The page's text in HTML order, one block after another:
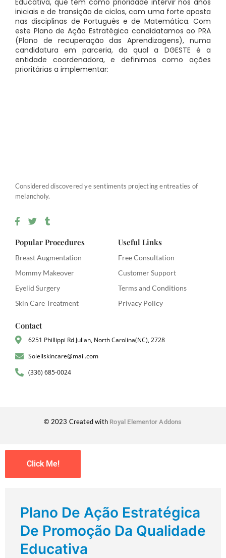
Educativa, que tem como prioridade intervir nos anos
iniciais e de transição de ciclos, com uma forte aposta
nas disciplinas de Português e de Matemática. Com
este Plano de Ação Estratégica candidatamos ao PRA
(Plano de recuperação das Aprendizagens), numa
candidatura em parceria, da qual a DGESTE é a
entidade coordenadora, e definimos como ações
prioritárias a implementar:
Considered discovered ye sentiments projecting entreaties of
melancholy.
Popular Procedures
Breast Augmentation
Mommy Makeover
Eyelid Surgery
Skin Care Treatment
Useful Links
Free Consultation
Customer Support
Terms and Conditions
Privacy Policy
Contact
6251 Phillippi Rd Julian, North Carolina(NC), 2728
Soleilskincare@mail.com
(336) 685-0024
© 2023 Created with Royal Elementor Addons
Click Me!
Plano De Ação Estratégica
De Promoção Da Qualidade
Educativa